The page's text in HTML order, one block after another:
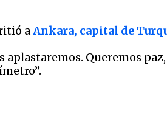
aAnkara, capital de
Queremos